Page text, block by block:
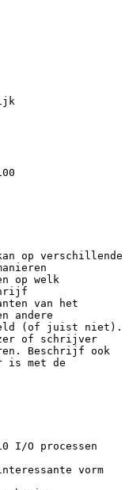
op verschillende
op welk
van het
andere
(of juist niet).
of schrijver
Beschrijf ook
is met de
I/O processen
vorm